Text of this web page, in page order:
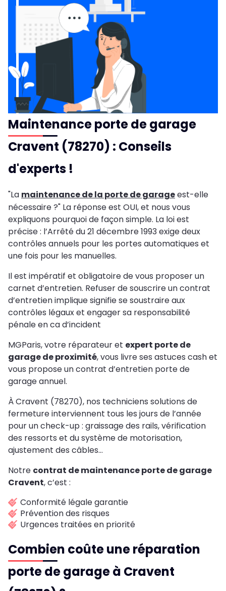
Maintenance porte de garage
Cravent (78270) : Conseils
d'experts !
"La maintenance de la porte de garageest-elle
nécessaire ?" La réponse est OUI, et nous vous
expliquons pourquoi de façon simple. La loi est
précise : l’Arrêté du 21 décembre 1993 exige deux
contrôles annuels pour les portes automatiques et
une fois pour les manuelles.
Il est impératif et obligatoire de vous proposer un
carnet d’entretien. Refuser de souscrire un contrat
d’entretien implique signifie se soustraire aux
contrôles légaux et engager sa responsabilité
pénale en ca d’incident
MGParis, votre réparateur et expert porte de
garage de proximité, vous livre ses astuces cash et
vous propose un contrat d’entretien porte de
garage annuel.
À Cravent (78270), nos techniciens solutions de
fermeture interviennent tous les jours de l’année
pour un check-up : graissage des rails, vérification
des ressorts et du système de motorisation,
ajustement des câbles…
Notre contrat de maintenance porte de garage
Cravent, c’est :
Conformité légale garantie
Prévention des risques
Urgences traitées en priorité
Combien coûte une réparation
porte de garage à Cravent